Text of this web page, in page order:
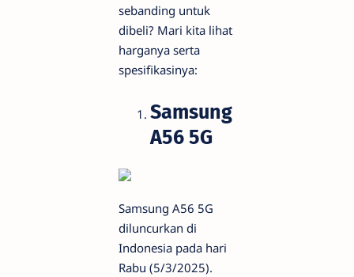
sebanding untuk
dibeli? Mari kita lihat
harganya serta
spesifikasinya:
Samsung
A56 5G
Samsung A56 5G
diluncurkan di
Indonesia pada hari
Rabu (5/3/2025).